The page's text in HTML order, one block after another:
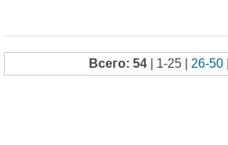
Всего: 54 | 1-25 | 26-50